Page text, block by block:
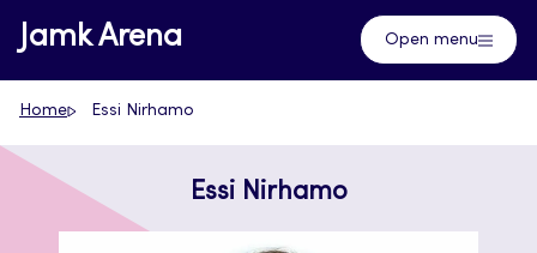
Skip
to
content
Jamk Arena Open menu
Home Essi Nirhamo
Essi Nirhamo